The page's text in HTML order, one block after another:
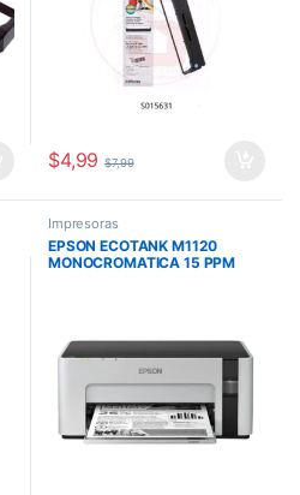
$4,99 $7,99
Impresoras
EPSON ECOTANK M1120
MONOCROMATICA 15 PPM